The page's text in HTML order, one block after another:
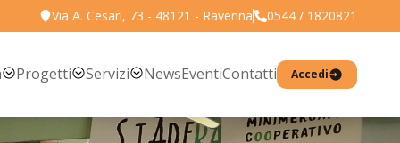
Via A. Cesari, 73 - 48121 - Ravenna 0544 / 1820821
Progetti Servizi NewsEventiContatti Accedi